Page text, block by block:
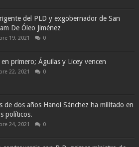
del PLD y exgobernador de San
De Óleo Jiménez
19, 2021 0
en primero; Águilas y Licey vencen
22, 2021 0
de dos años Hanoi Sánchez ha militado en
políticos.
24, 2021 0